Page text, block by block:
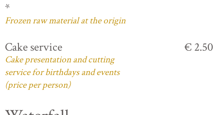
*
Frozen raw material at the origin
Cake service
Cake presentation and cutting
service for birthdays and events
(price per person)
€ 2.50